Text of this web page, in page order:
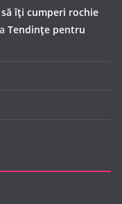
îți cumperi rochie
Tendințe pentru